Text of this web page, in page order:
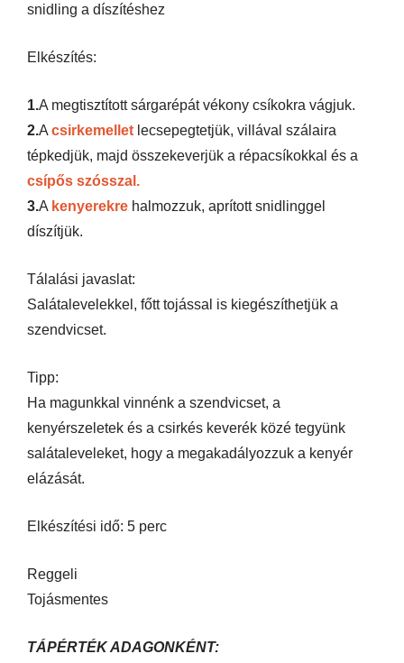
snidling a díszítéshez
Elkészítés:
1.A megtisztított sárgarépát vékony csíkokra vágjuk.
2.A csirkemellet lecsepegtetjük, villával szálaira
tépkedjük, majd összekeverjük a répacsíkokkal és a
csípős szósszal.
3.A kenyerekre halmozzuk, aprított snidlinggel
díszítjük.
Tálalási javaslat:
Salátalevelekkel, főtt tojással is kiegészíthetjük a
szendvicset.
Tipp:
Ha magunkkal vinnénk a szendvicset, a
kenyérszeletek és a csirkés keverék közé tegyünk
salátaleveleket, hogy a megakadályozzuk a kenyér
elázását.
Elkészítési idő: 5 perc
Reggeli
Tojásmentes
TÁPÉRTÉK ADAGONKÉNT: